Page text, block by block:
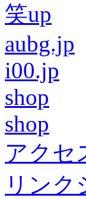
笑up
aubg.jp
i00.jp
shop
shop
アク
リン